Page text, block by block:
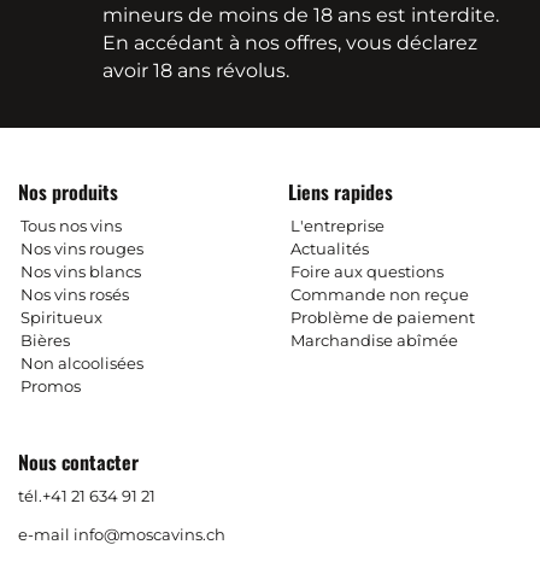
mineurs de moins de 18 ans est interdite.
En accédant à nos offres, vous déclarez
avoir 18 ans révolus.
Nos produits
Tous nos vins
Nos vins rouges
Nos vins blancs
Nos vins rosés
Spiritueux
Bières
Non alcoolisées
Promos
Liens rapides
L'entreprise
Actualités
Foire aux questions
Commande non reçue
Problème de paiement
Marchandise abîmée
Nous contacter
tél.+41 21 634 91 21
e-mail info@moscavins.ch